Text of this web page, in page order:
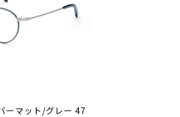
マット/グレー 47